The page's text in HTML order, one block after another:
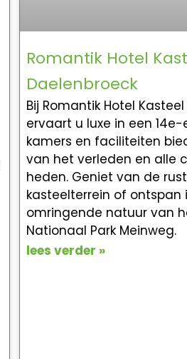
Romantik Hotel
Daelenbroeck
Bij Romantik Hotel
ervaart u luxe in een 14e-
kamers en faciliteiten
van het verleden en alle
heden. Geniet van de
kasteelterrein of
omringende natuur van
Nationaal Park Meinweg.
lees verder »